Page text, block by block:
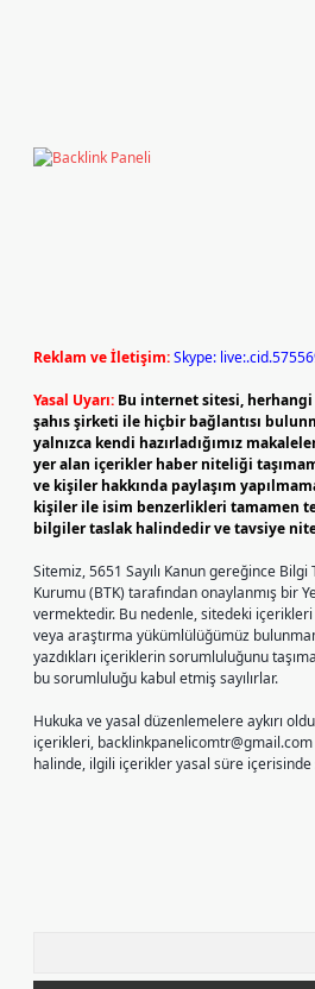
Reklam ve İletişim:Skype:
Yasal Uyarı: Bu internet sitesi,
şahıs şirketi ile hiçbir bağlantısı
yalnızca kendi hazırladığımız
yer alan içerikler haber niteliği
ve kişiler hakkında paylaşım
kişiler ile isim benzerlikleri tamamen
bilgiler taslak halindedir ve tavsiye
Sitemiz, 5651 Sayılı Kanun gereğince
Kurumu (BTK) tarafından onaylanmış bir
vermektedir. Bu nedenle, sitedeki
veya araştırma yükümlülüğümüz
yazdıkları içeriklerin sorumluluğunu
bu sorumluluğu kabul etmiş sayılırlar.
Hukuka ve yasal düzenlemelere aykırı
içerikleri, backlinkpanelicomtr@gmail.com
halinde, ilgili içerikler yasal süre içerisinde